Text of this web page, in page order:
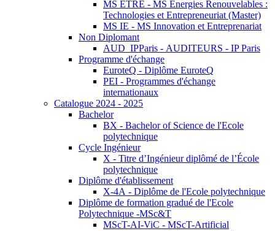
MS ETRE - MS Energies Renouvelables :
Technologies et Entrepreneuriat (Master)
MS IE - MS Innovation et Entreprenariat
Non Diplomant
AUD_IPParis - AUDITEURS - IP Paris
Programme d'échange
EuroteQ - Diplôme EuroteQ
PEI - Programmes d'échange
internationaux
Catalogue 2024 - 2025
Bachelor
BX - Bachelor of Science de l'Ecole
polytechnique
Cycle Ingénieur
X - Titre d’Ingénieur diplômé de l’École
polytechnique
Diplôme d'établissement
X-4A - Diplôme de l'Ecole polytechnique
Diplôme de formation gradué de l'Ecole
Polytechnique -MSc&T
MScT-AI-ViC - MScT-Artificial